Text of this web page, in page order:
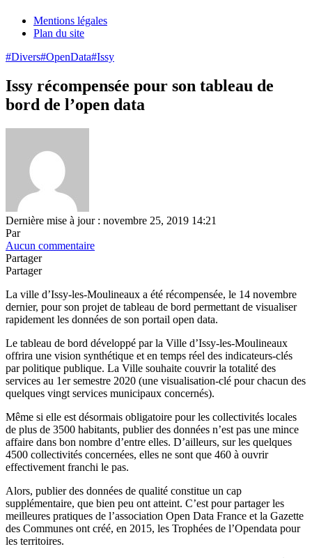
Mentions légales
Plan du site
#Divers#OpenData#Issy
Issy récompensée pour son tableau de
bord de l’open data
Dernière mise à jour : novembre 25, 2019 14:21
Par
Aucun commentaire
Partager
Partager
La ville d’Issy-les-Moulineaux a été récompensée, le 14 novembre
dernier, pour son projet de tableau de bord permettant de visualiser
rapidement les données de son portail open data.
Le tableau de bord développé par la Ville d’Issy-les-Moulineaux
offrira une vision synthétique et en temps réel des indicateurs-clés
par politique publique. La Ville souhaite couvrir la totalité des
services au 1er semestre 2020 (une visualisation-clé pour chacun des
quelques vingt services municipaux concernés).
Même si elle est désormais obligatoire pour les collectivités locales
de plus de 3500 habitants, publier des données n’est pas une mince
affaire dans bon nombre d’entre elles. D’ailleurs, sur les quelques
4500 collectivités concernées, elles ne sont que 460 à ouvrir
effectivement franchi le pas.
Alors, publier des données de qualité constitue un cap
supplémentaire, que bien peu ont atteint. C’est pour partager les
meilleures pratiques de l’association Open Data France et la Gazette
des Communes ont créé, en 2015, les Trophées de l’Opendata pour
les territoires.